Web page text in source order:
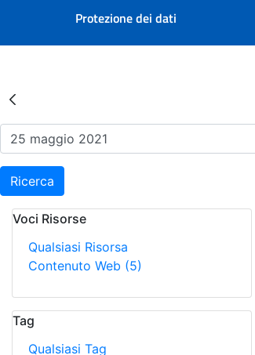
Protezione dei dati
Risultati della
Ricerca
Voci Risorse
Qualsiasi Risorsa
Contenuto Web (5)
Tag
Qualsiasi Tag